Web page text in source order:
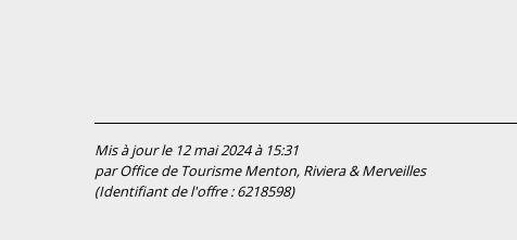
Mis à jour le 12 mai 2024 à 15:31
par Office de Tourisme Menton, Riviera & Merveilles
(Identifiant de l'offre :6218598)